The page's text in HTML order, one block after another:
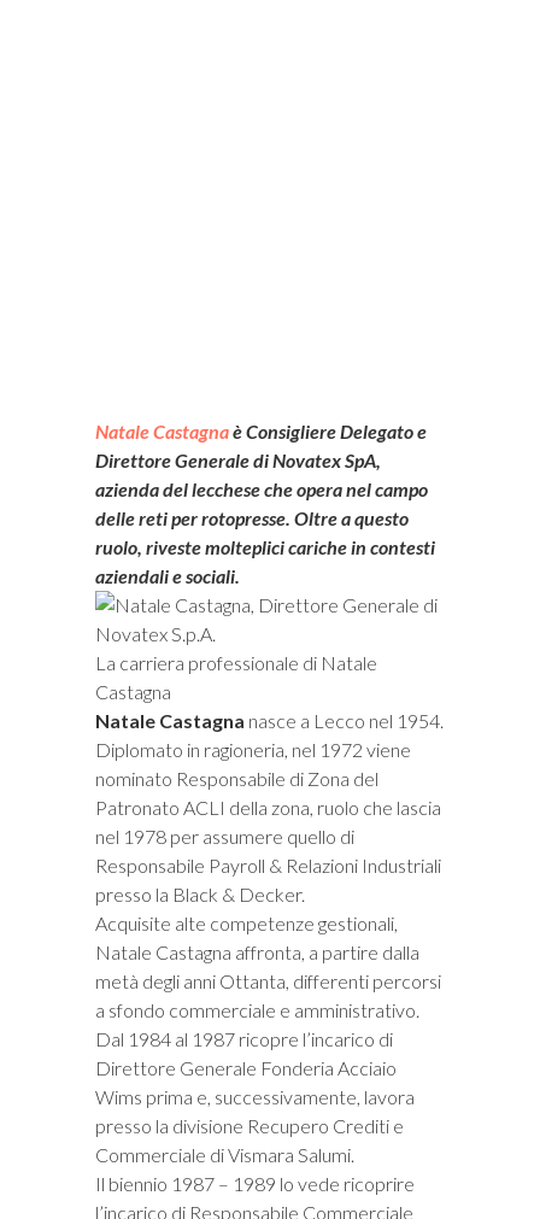
Natale Castagnaè Consigliere Delegato e
Direttore Generale di Novatex SpA,
azienda del lecchese che opera nel campo
delle reti per rotopresse. Oltre a questo
ruolo, riveste molteplici cariche in contesti
aziendali e sociali.
La carriera professionale di Natale
Castagna
Natale Castagna nasce a Lecco nel 1954.
Diplomato in ragioneria, nel 1972 viene
nominato Responsabile di Zona del
Patronato ACLI della zona, ruolo che lascia
nel 1978 per assumere quello di
Responsabile Payroll & Relazioni Industriali
presso la Black & Decker.
Acquisite alte competenze gestionali,
Natale Castagna affronta, a partire dalla
metà degli anni Ottanta, differenti percorsi
a sfondo commerciale e amministrativo.
Dal 1984 al 1987 ricopre l’incarico di
Direttore Generale Fonderia Acciaio
Wims prima e, successivamente, lavora
presso la divisione Recupero Crediti e
Commerciale di Vismara Salumi.
Il biennio 1987 – 1989 lo vede ricoprire
l’incarico di Responsabile Commerciale